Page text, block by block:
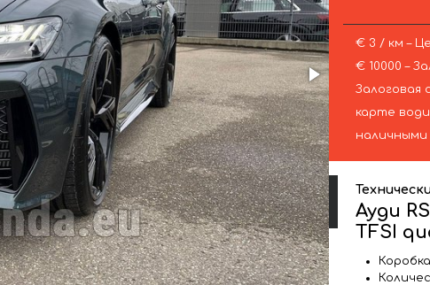
€ 3 / км –
€ 10000 –
Залоговая
карте
наличными
Ауди
TFSI